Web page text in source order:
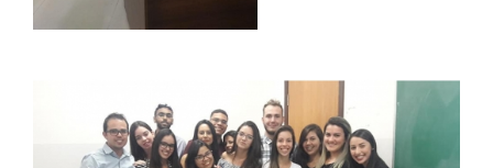
UNIESP NEWS
MANUAIS